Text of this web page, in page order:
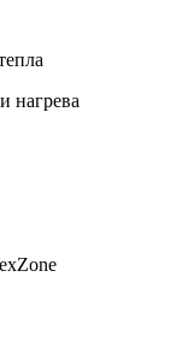
нагрева